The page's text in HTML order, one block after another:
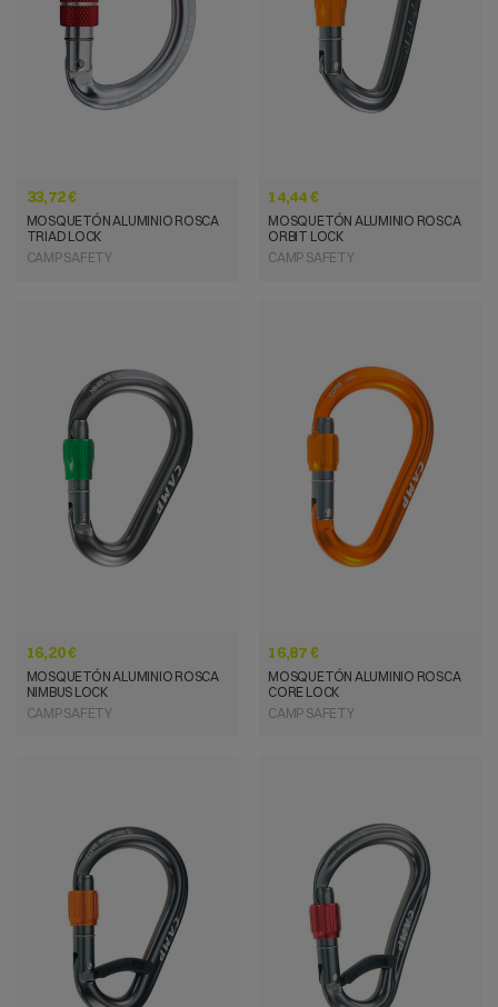
VISTA RÁPIDA
33,72 €
MOSQUETÓN ALUMINIO ROSCA
TRIAD LOCK
CAMP SAFETY
VISTA RÁPIDA
14,44 €
MOSQUETÓN ALUMINIO ROSCA
ORBIT LOCK
CAMP SAFETY
VISTA RÁPIDA
16,20 €
MOSQUETÓN ALUMINIO ROSCA
NIMBUS LOCK
CAMP SAFETY
VISTA RÁPIDA
16,87 €
MOSQUETÓN ALUMINIO ROSCA
CORE LOCK
CAMP SAFETY
VISTA RÁPIDA VISTA RÁPIDA